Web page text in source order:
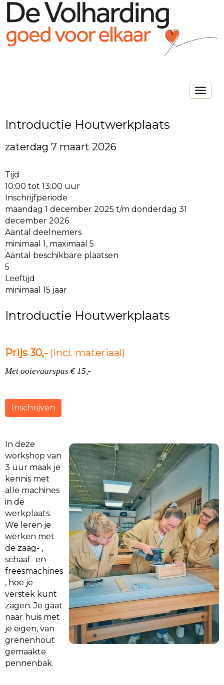
Toggle
Introductie Houtwerkplaats
zaterdag 7 maart 2026
Tijd
10:00 tot 13:00 uur
Inschrijfperiode
maandag 1 december 2025 t/m donderdag 31
december 2026
Aantal deelnemers
minimaal 1, maximaal 5
Aantal beschikbare plaatsen
5
Leeftijd
minimaal 15 jaar
Introductie Houtwerkplaats
Prijs 30,- (incl. materiaal)
Met ooievaarspas € 15,-
Inschrijven
In deze
workshop van
3 uur maak je
kennis met
alle machines
in de
werkplaats.
We leren je
werken met
de zaag- ,
schaaf- en
freesmachines
, hoe je
verstek kunt
zagen. Je gaat
naar huis met
je eigen, van
grenenhout
gemaakte
pennenbak.